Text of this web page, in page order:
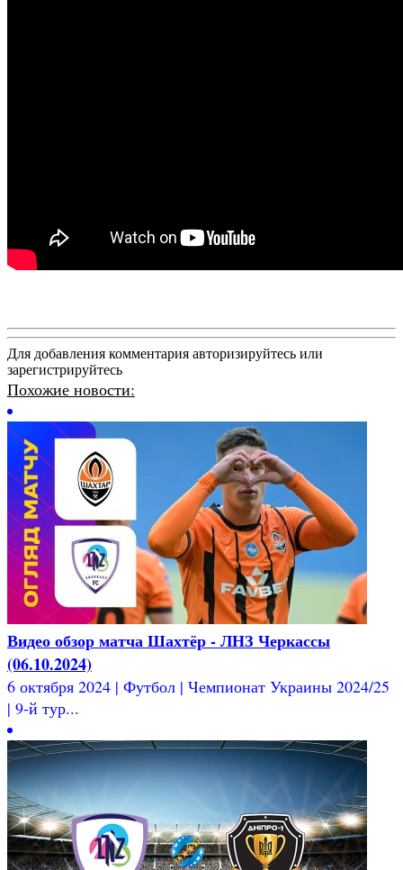
Для добавления комментария авторизируйтесь или
зарегистрируйтесь
Похожие новости:
Видео обзор матча Шахтёр - ЛНЗ Черкассы
(06.10.2024)
6 октября 2024 | Футбол | Чемпионат Украины 2024/25
| 9-й тур...